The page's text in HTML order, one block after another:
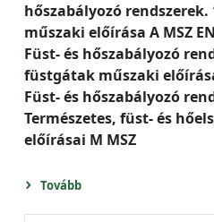
hőszabályozó
műszaki előírása A MSZ
Füst- és hőszabályozó
füstgátak műszaki előírása
Füst- és hőszabályozó
Természetes, füst- és
előírásai M MSZ
Tovább